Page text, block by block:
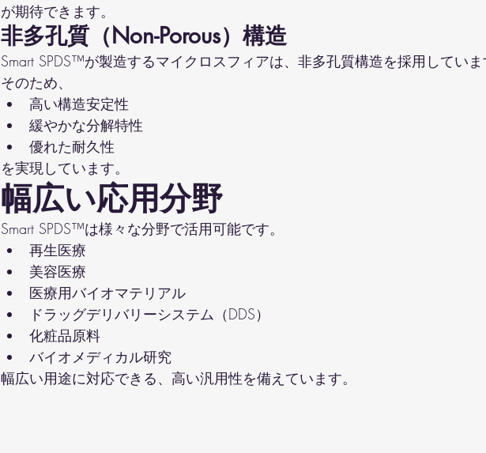
が期待できます。
非多孔質（Non-Porous）構造
Smart SPDS™が製造するマイクロスフィアは、非多孔質構造を採用していま
そのため、
高い構造安定性
緩やかな分解特性
優れた耐久性
を実現しています。
幅広い応用分野
Smart SPDS™は様々な分野で活用可能です。
再生医療
美容医療
医療用バイオマテリアル
ドラッグデリバリーシステム（DDS）
化粧品原料
バイオメディカル研究
幅広い用途に対応できる、高い汎用性を備えています。